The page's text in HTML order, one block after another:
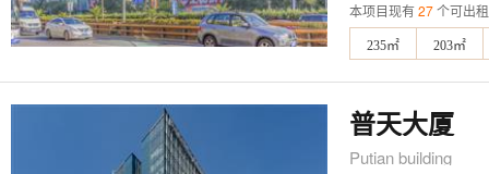
本项目现有27个可出
235㎡ 203㎡
普天大厦
Putian building